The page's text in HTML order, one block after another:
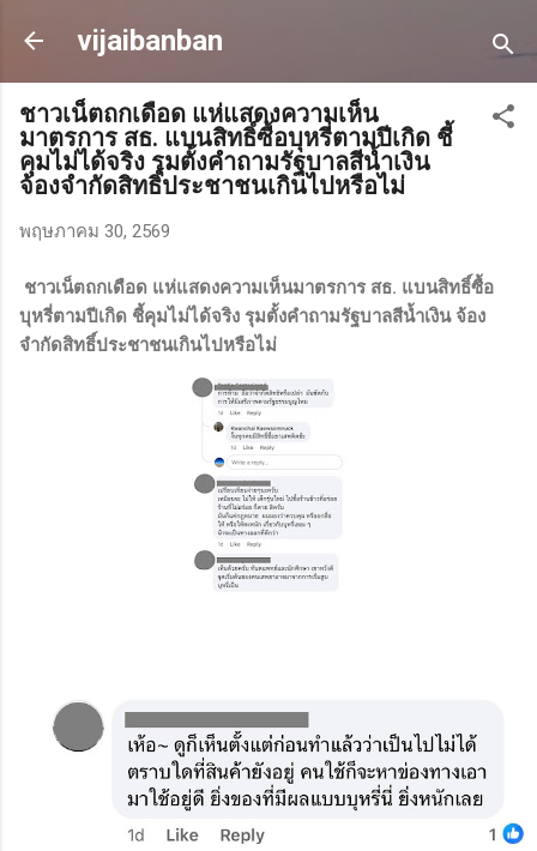
ข้ามไปที่เนื้อหาหลัก
vijaibanban
ชาวเน็ตถกเดือด แห่แสดงความเห็น
มาตรการ สธ. แบนสิทธิ์ซื้อบุหรี่ตามปีเกิด​ ชี้
คุมไม่ได้จริง รุมตั้งคำถามรัฐบาลสีน้ำเงิน
จ้องจำกัดสิทธิ์ประชาชนเกินไปหรือไม่
พฤษภาคม 30, 2569
ชาวเน็ตถกเดือด แห่แสดงความเห็นมาตรการ สธ. แบนสิทธิ์ซื้อ
บุหรี่ตามปีเกิด​ ชี้คุมไม่ได้จริง รุมตั้งคำถามรัฐบาลสีน้ำเงิน จ้อง
จำกัดสิทธิ์ประชาชนเกินไปหรือไม่